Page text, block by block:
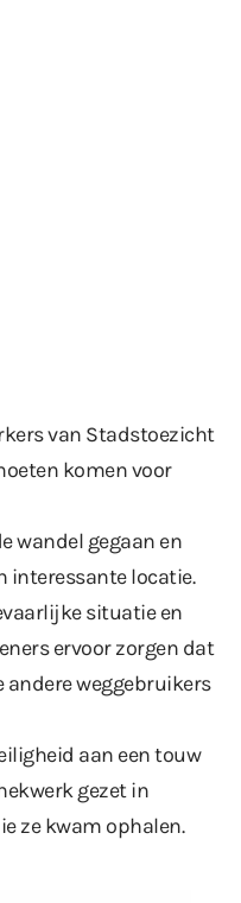
van Stadstoezicht
komen voor
wandel gegaan en
interessante locatie.
situatie en
ervoor zorgen dat
andere weggebruikers
aan een touw
gezet in
ze kwam ophalen.